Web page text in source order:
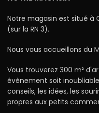
Notre magasin est situé à
(sur la RN 3).
Nous vous accueillons du
Vous trouverez 300 m²
évènement soit
conseils, les idées, les
propres aux petits